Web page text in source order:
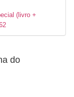
(livro +
do